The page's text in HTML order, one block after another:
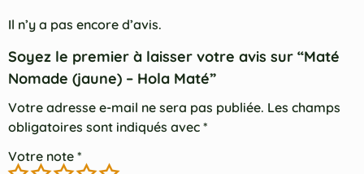
Il n’y a pas encore d’avis.
Soyez le premier à laisser votre avis sur “Maté
Nomade (jaune) – Hola Maté”
Votre adresse e-mail ne sera pas publiée. Les champs
obligatoires sont indiqués avec *
Votre note *